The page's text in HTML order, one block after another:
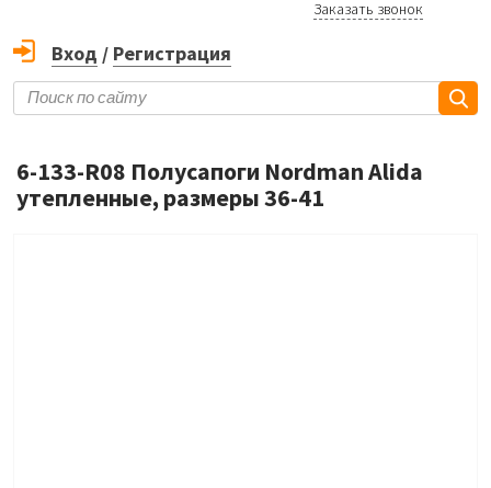
Заказать звонок
Вход / Регистрация
6-133-R08 Полусапоги Nordman Alida
утепленные, размеры 36-41